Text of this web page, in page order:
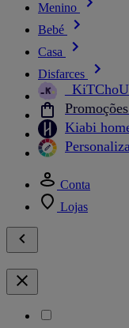
Menino
Bebé
Casa
Disfarces
Kiabi
Conta
Lojas